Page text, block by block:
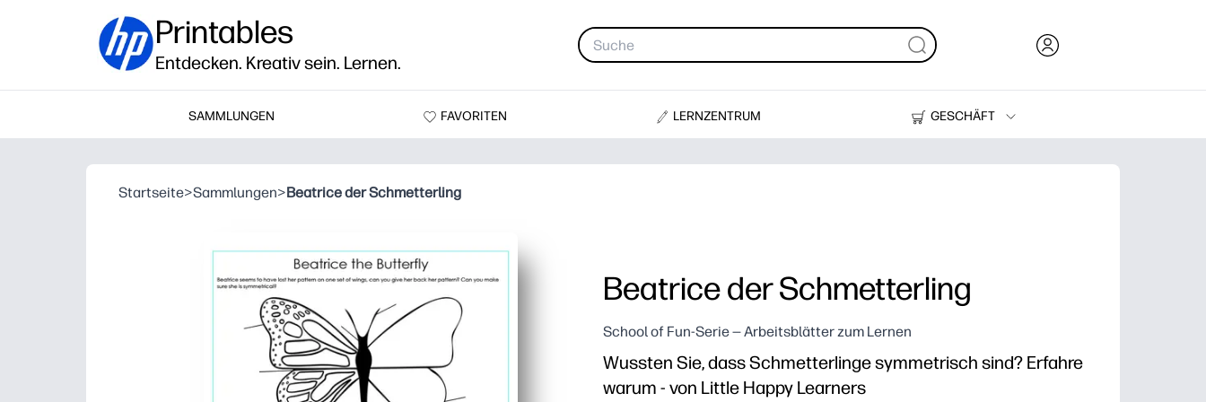
Printables
Entdecken. Kreativ sein. Lernen.
SAMMLUNGEN FAVORITEN LERNZENTRUM
GESCHÄFT
Drucker
Startseite>Sammlungen>Beatrice der Schmetterling
Beatrice der Schmetterling
School of Fun-Serie — Arbeitsblätter zum Lernen
Wussten Sie, dass Schmetterlinge symmetrisch sind? Erfahre
warum - von Little Happy Learners